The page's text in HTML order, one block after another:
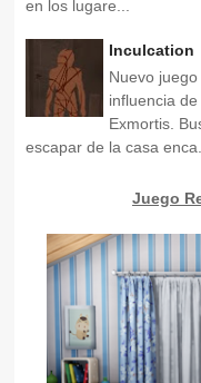
en los lugare...
Inculcation
Nuevo
influencia
Exmortis.
escapar de la casa enca...
Juego